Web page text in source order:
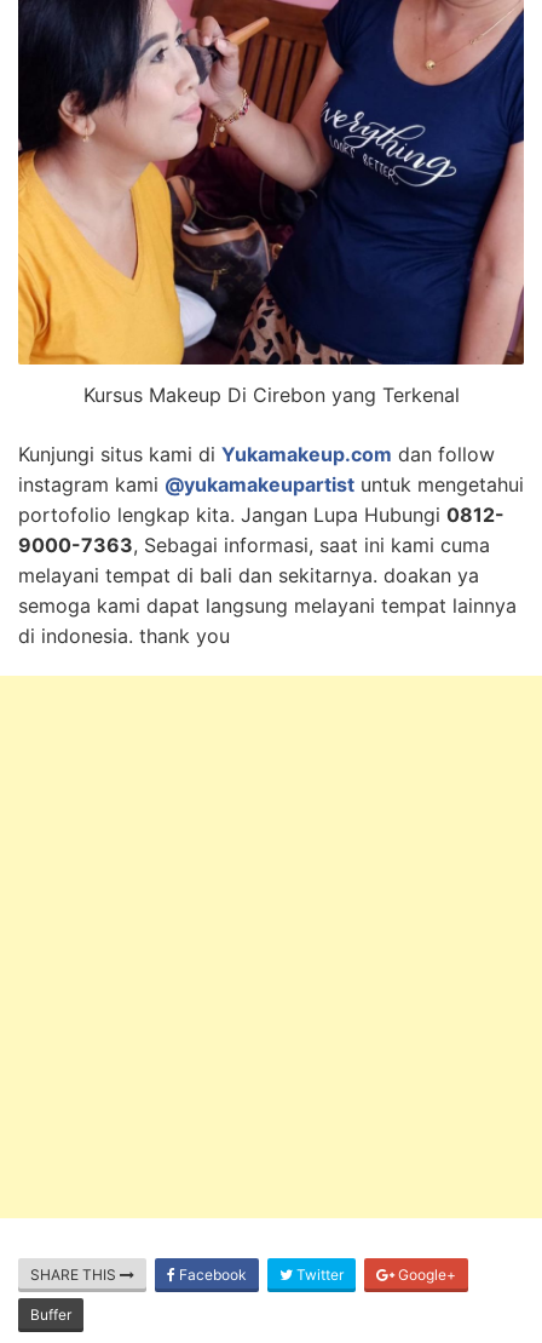
Kursus Makeup Di Cirebon yang Terkenal
Kunjungi situs kami di Yukamakeup.com dan follow
instagram kami @yukamakeupartist untuk mengetahui
portofolio lengkap kita. Jangan Lupa Hubungi 0812-
9000-7363, Sebagai informasi, saat ini kami cuma
melayani tempat di bali dan sekitarnya. doakan ya
semoga kami dapat langsung melayani tempat lainnya
di indonesia. thank you
SHARE THIS Facebook Twitter Google+
Buffer